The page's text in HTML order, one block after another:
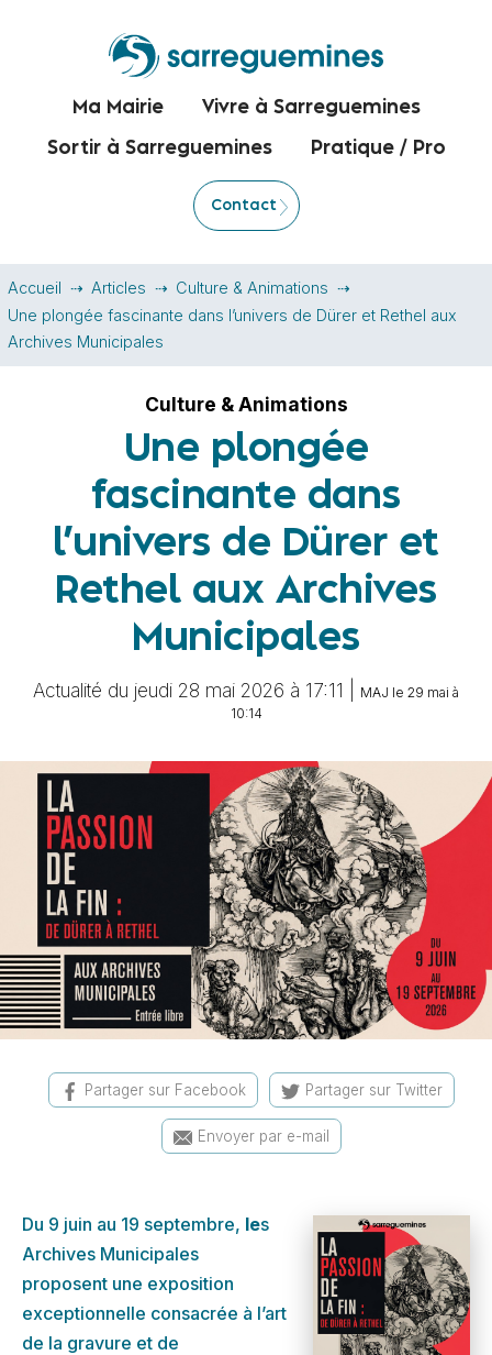
Ma Mairie Vivre à Sarreguemines
Sortir à Sarreguemines Pratique / Pro
Contact
Accueil Articles
Culture & Animations
Une plongée fascinante dans l’univers de Dürer et Rethel aux
Archives Municipales
Culture & Animations
Une plongée
fascinante dans
l’univers de Dürer et
Rethel aux Archives
Municipales
Actualité du jeudi 28 mai 2026 à 17:11 |
MAJ le 29 mai à
10:14
Partager sur Facebook Partager sur Twitter
Envoyer par e-mail
Du 9 juin au 19 septembre, les
Archives Municipales
proposent une exposition
exceptionnelle consacrée à l’art
de la gravure et de